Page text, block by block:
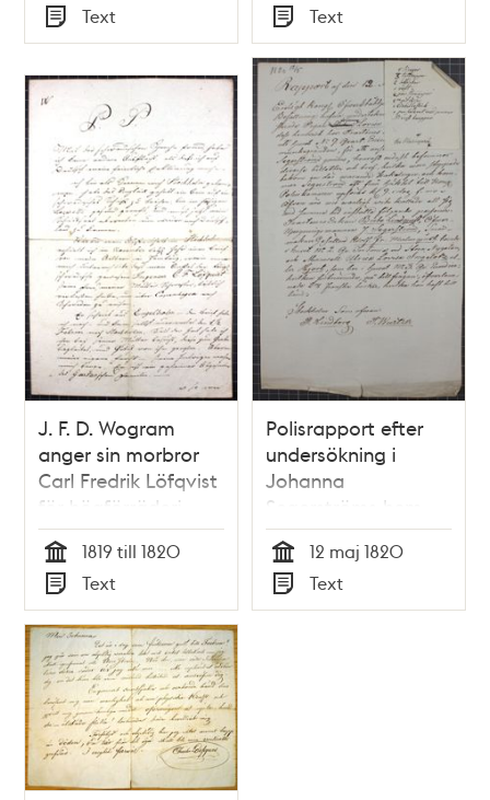
Tid
Typ
Text Tid
Typ
Text
J. F. D. Wogram
anger sin morbror
Carl Fredrik Löfqvist
för högförräderi -
brev 1820
Tid
1819 till 1820
Typ
Text
Polisrapport efter
undersökning i
Johanna
Segerströms hem,
angående fallet Carl
Fredrik Löfqvist – 12
maj 1820
Tid
12 maj 1820
Typ
Text